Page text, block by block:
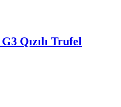
Qızılı Trufel